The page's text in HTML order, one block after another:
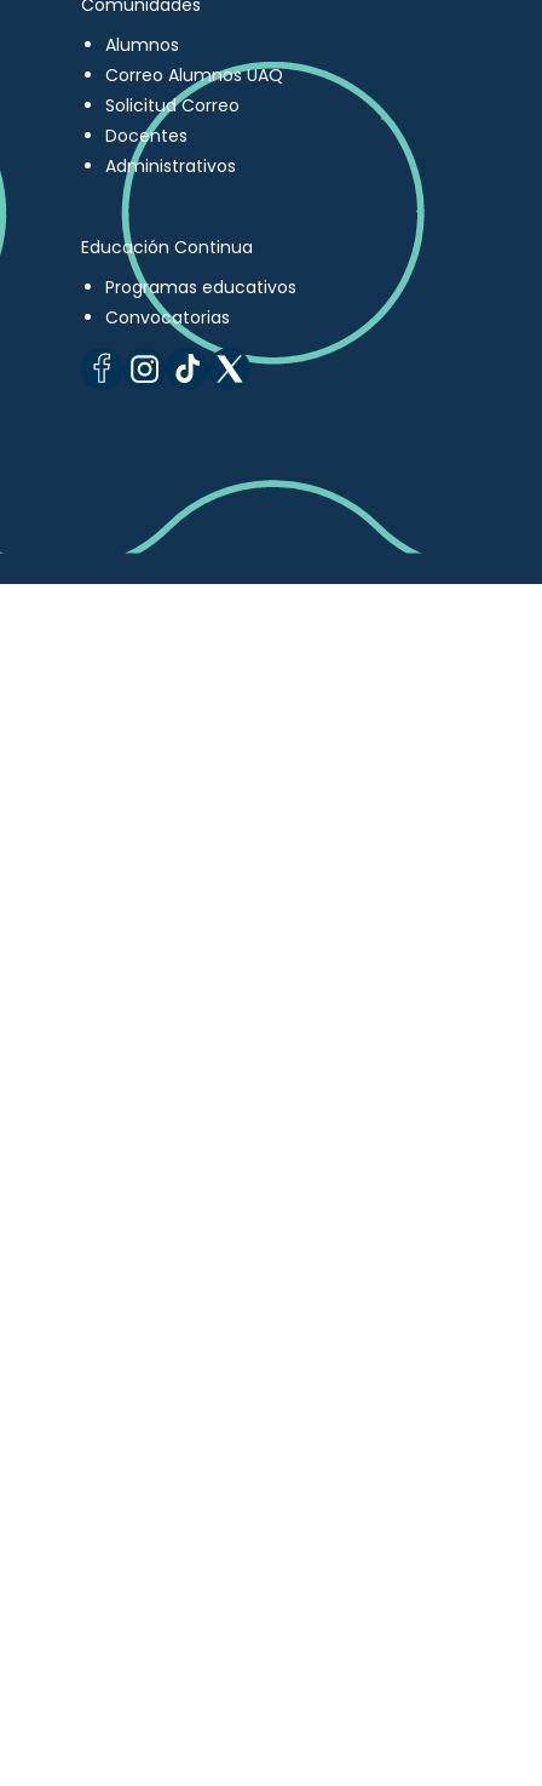
Comunidades
Alumnos
Correo Alumnos UAQ
Solicitud Correo
Docentes
Administrativos
Educación Continua
Programas educativos
Convocatorias